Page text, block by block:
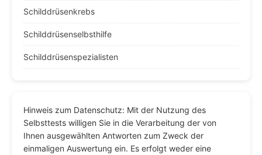
Schilddrüsenkrebs
Schilddrüsenselbsthilfe
Schilddrüsenspezialisten
Hinweis zum Datenschutz: Mit der Nutzung des
Selbsttests willigen Sie in die Verarbeitung der von
Ihnen ausgewählten Antworten zum Zweck der
einmaligen Auswertung ein. Es erfolgt weder eine